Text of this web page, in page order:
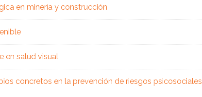
en minería y construcción
en salud visual
concretos en la prevención de riesgos psicosociales